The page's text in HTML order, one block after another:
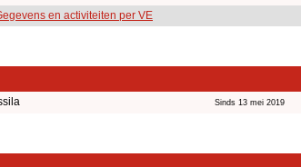
en activiteiten per VE
Sinds 13 mei 2019